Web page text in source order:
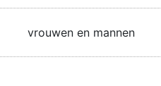
vrouwen en mannen